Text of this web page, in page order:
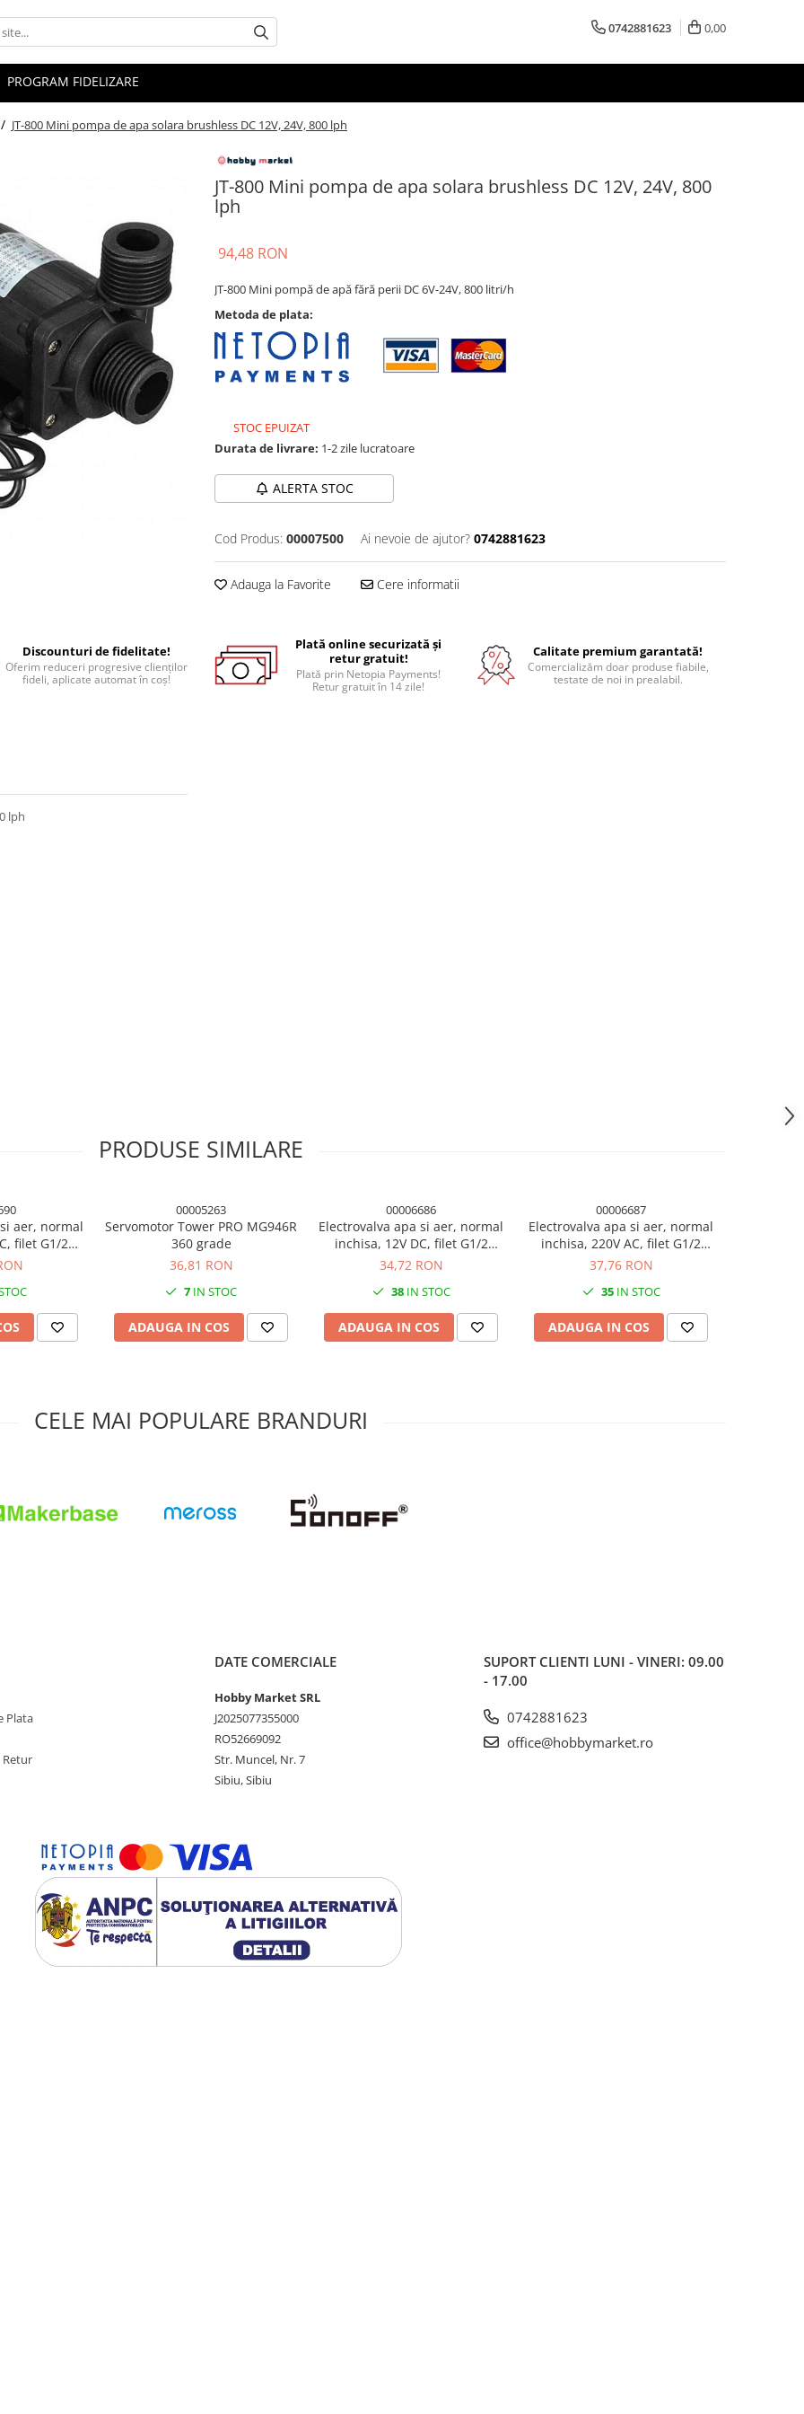
0742881623 0,00
PROGRAM FIDELIZARE
JT-800 Mini pompa de apa solara brushless DC 12V, 24V, 800 lph
JT-800 Mini pompa de apa solara brushless DC 12V, 24V, 800
lph
94,48 RON
JT-800 Mini pompă de apă fără perii DC 6V-24V, 800 litri/h
Metoda de plata:
STOC EPUIZAT
Durata de livrare: 1-2 zile lucratoare
ALERTA STOC
Cod Produs: 00007500 Ai nevoie de ajutor? 0742881623
Adauga la Favorite Cere informatii
Discounturi de fidelitate!
Oferim reduceri progresive clienților
fideli, aplicate automat în coș!
Plată online securizată și
retur gratuit!
Plată prin Netopia Payments!
Retur gratuit în 14 zile!
Calitate premium garantată!
Comercializăm doar produse fiabile,
testate de noi in prealabil.
lph
PRODUSE SIMILARE
aer, normal
filet G1/2
00005263
Servomotor Tower PRO MG946R
360 grade
36,81 RON
7 IN STOC
ADAUGA IN COS
00006686
Electrovalva apa si aer, normal
inchisa, 12V DC, filet G1/2
DN15, plastic
34,72 RON
38IN STOC
ADAUGA IN COS
00006687
Electrovalva apa si aer, normal
inchisa, 220V AC, filet G1/2
DN15, plastic
37,76 RON
35IN STOC
ADAUGA IN COS
CELE MAI POPULARE BRANDURI
Plata
Retur
DATE COMERCIALE
Hobby Market SRL
J2025077355000
RO52669092
Str. Muncel, Nr. 7
Sibiu, Sibiu
SUPORT CLIENTI LUNI - VINERI: 09.00
- 17.00
0742881623
office@hobbymarket.ro